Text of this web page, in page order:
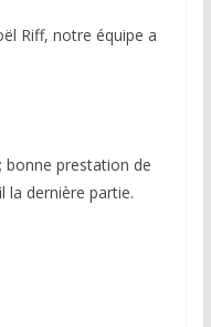
Riff, notre équipe a
bonne prestation de
la dernière partie.